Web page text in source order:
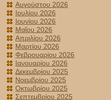
Αυγούστου 2026
Ιουλίου 2026
Ιουνίου 2026
Μαΐου 2026
Απριλίου 2026
Μαρτίου 2026
Φεβρουαρίου 2026
Ιανουαρίου 2026
Δεκεμβρίου 2025
Νοεμβρίου 2025
Οκτωβρίου 2025
Σεπτεμβρίου 2025